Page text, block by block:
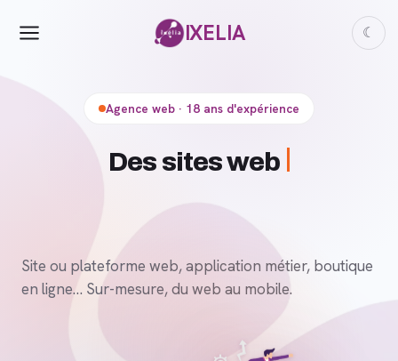
IXELIA ☾
Agence web · 18 ans d'expérience
De
Site ou plateforme web, application métier, boutique
en ligne… Sur-mesure, du web au mobile.